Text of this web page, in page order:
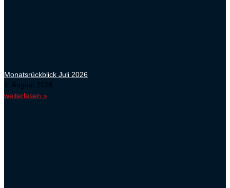
Monatsrückblick Juli 2026
1. August 2026
weiterlesen »